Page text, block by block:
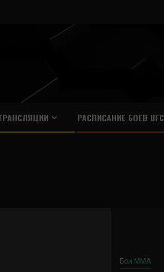
РАСПИСАНИЕ БОЕВ UFC
Бои ММА